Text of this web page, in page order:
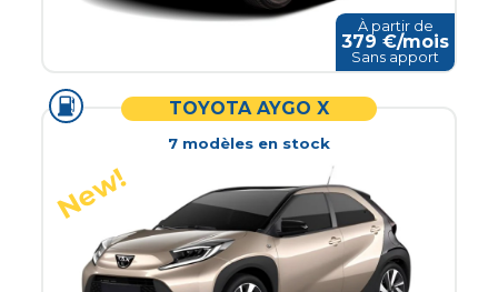
À partir de
379 €/mois
Sans apport
TOYOTA AYGO X
7 modèles en stock